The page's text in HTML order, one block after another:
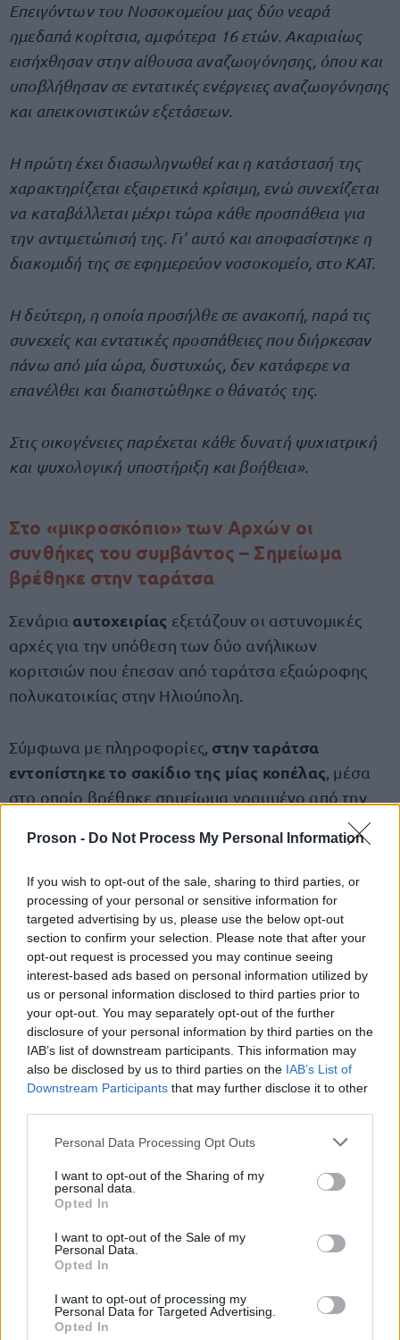
Proson - Do Not Process My Personal Information
If you wish to opt-out of the sale, sharing to third parties, or
processing of your personal or sensitive information for
targeted advertising by us, please use the below opt-out
section to confirm your selection. Please note that after your
opt-out request is processed you may continue seeing
interest-based ads based on personal information utilized by
us or personal information disclosed to third parties prior to
your opt-out. You may separately opt-out of the further
disclosure of your personal information by third parties on the
IAB’s list of downstream participants. This information may
also be disclosed by us to third parties on the IAB’s List of
Downstream Participants that may further disclose it to other
Please note that this website/app uses one or more Google
not limited to your visit or usage behaviour. You may click to
grant or deny consent to Google and its third-party tags to
use your data for below specified purposes in below Google
consent section.
Personal Data Processing Opt Outs
I want to opt-out of the Sharing of my
personal data.
Opted In
I want to opt-out of the Sale of my
Personal Data.
Opted In
I want to opt-out of processing my
Personal Data for Targeted Advertising.
Opted In
Επειγόντων του Νοσοκομείου μας δύο νεαρά
ημεδαπά κορίτσια, αμφότερα 16 ετών. Ακαριαίως
εισήχθησαν στην αίθουσα αναζωογόνησης, όπου και
υποβλήθησαν σε εντατικές ενέργειες αναζωογόνησης
και απεικονιστικών εξετάσεων.
Η πρώτη έχει διασωληνωθεί και η κατάστασή της
χαρακτηρίζεται εξαιρετικά κρίσιμη, ενώ συνεχίζεται
να καταβάλλεται μέχρι τώρα κάθε προσπάθεια για
την αντιμετώπισή της. Γι’ αυτό και αποφασίστηκε η
διακομιδή της σε εφημερεύον νοσοκομείο, στο ΚΑΤ.
Η δεύτερη, η οποία προσήλθε σε ανακοπή, παρά τις
συνεχείς και εντατικές προσπάθειες που διήρκεσαν
πάνω από μία ώρα, δυστυχώς, δεν κατάφερε να
επανέλθει και διαπιστώθηκε ο θάνατός της.
Στις οικογένειες παρέχεται κάθε δυνατή ψυχιατρική
και ψυχολογική υποστήριξη και βοήθεια».
Στο «μικροσκόπιο» των Αρχών οι
συνθήκες του συμβάντος – Σημείωμα
βρέθηκε στην ταράτσα
Σενάρια αυτοχειρίας εξετάζουν οι αστυνομικές
αρχές για την υπόθεση των δύο ανήλικων
κοριτσιών που έπεσαν από ταράτσα εξαώροφης
πολυκατοικίας στην Ηλιούπολη.
Σύμφωνα με πληροφορίες, στην ταράτσα
εντοπίστηκε το σακίδιο της μίας κοπέλας , μέσα
στο οποίο βρέθηκε σημείωμα γραμμένο από την
ίδια, στο οποίο φέρεται να εξηγεί τους λόγους της
πράξης της. Παράλληλα, οι αρχές εκτιμούν ότι και
της στο μοιραίο βήμα, αν και μέχρι στιγμής δεν έχει
εντοπιστεί αντίστοιχο σημείωμα.
Όπως προκύπτει από τα μέχρι τώρα στοιχεία της
έρευνας, η μία από τις δύο ανήλικες διέμενε στην
πολυκατοικία. Οι δύο κοπέλες φέρεται να
ανέβηκαν μαζί στην ταράτσα, ενώ η πόρτα
βρέθηκε κλειδωμένη, στοιχείο που εξετάζεται από
τους αστυνομικούς.
προανάκριση για την υπόθεση έχει αναλάβει
το Αστυνομικό Τμήμα Ηλιούπολης.
ΑΣΕΠ: Πιστοποίηση Αγγλικών σε